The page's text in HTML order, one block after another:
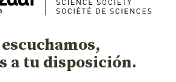
escuchamos,
a tu disposición.